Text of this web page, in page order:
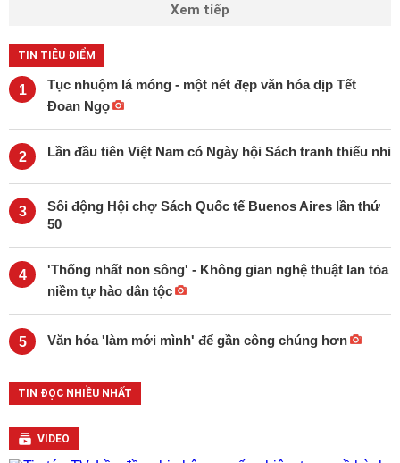
Xem tiếp
TIN TIÊU ĐIỂM
1
Tục nhuộm lá móng - một nét đẹp văn hóa dịp Tết
Đoan Ngọ
2 Lần đầu tiên Việt Nam có Ngày hội Sách tranh thiếu nhi
3
Sôi động Hội chợ Sách Quốc tế Buenos Aires lần thứ
50
4
'Thống nhất non sông' - Không gian nghệ thuật lan tỏa
niềm tự hào dân tộc
5 Văn hóa 'làm mới mình' để gần công chúng hơn
TIN ĐỌC NHIỀU NHẤT
VIDEO